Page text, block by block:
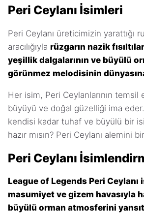
Peri Ceylanı İsimleri
Peri Ceylanı üreticimizin yarattığı
aracılığıyla rüzgarın nazik
yeşillik dalgalarının ve büyülü
görünmez melodisinin
Her isim, Peri Ceylanlarının temsil
büyüyü ve doğal güzelliği ima eder.
kendisi kadar tuhaf ve büyülü bir
hazır mısın? Peri Ceylanı alemini
Peri Ceylanı
League of Legends Peri Ceylanı
masumiyet ve gizem havasıyla
büyülü orman atmosferini